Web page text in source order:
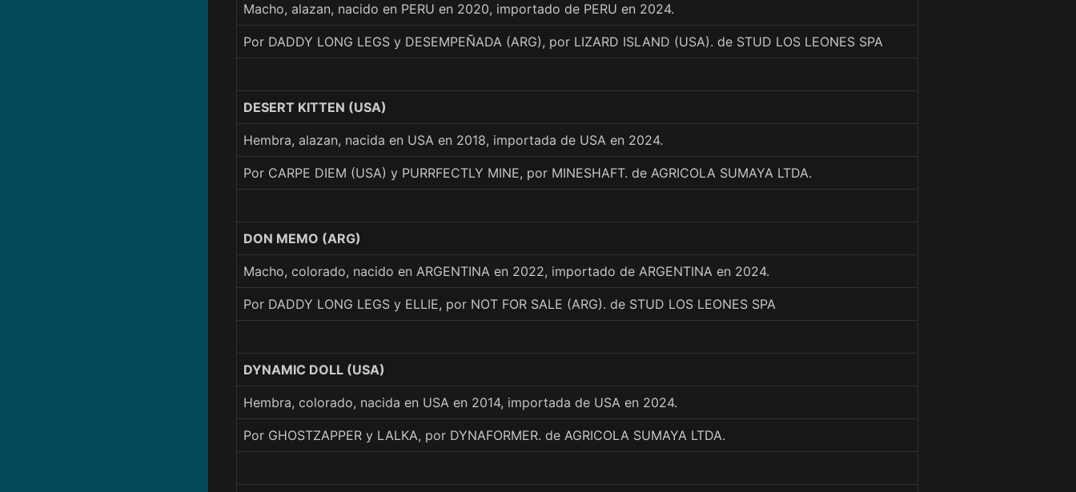
Macho, alazan, nacido en PERU en 2020, importado de PERU en 2024.
Por DADDY LONG LEGS y DESEMPEÑADA (ARG), por LIZARD ISLAND (USA). de STUD LOS LEONES SPA
DESERT KITTEN (USA)
Hembra, alazan, nacida en USA en 2018, importada de USA en 2024.
Por CARPE DIEM (USA) y PURRFECTLY MINE, por MINESHAFT. de AGRICOLA SUMAYA LTDA.
DON MEMO (ARG)
Macho, colorado, nacido en ARGENTINA en 2022, importado de ARGENTINA en 2024.
Por DADDY LONG LEGS y ELLIE, por NOT FOR SALE (ARG). de STUD LOS LEONES SPA
DYNAMIC DOLL (USA)
Hembra, colorado, nacida en USA en 2014, importada de USA en 2024.
Por GHOSTZAPPER y LALKA, por DYNAFORMER. de AGRICOLA SUMAYA LTDA.